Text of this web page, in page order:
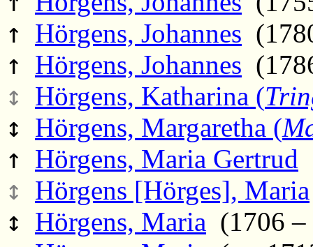
↑ Hörgens, Johannes
↑ Hörgens, Johannes
↕ Hörgens, Katharina (
↕ Hörgens, Margaretha (
↑ Hörgens, Maria Gertrud
↕ Hörgens [Hörges], Maria
↕ Hörgens, Maria (1706